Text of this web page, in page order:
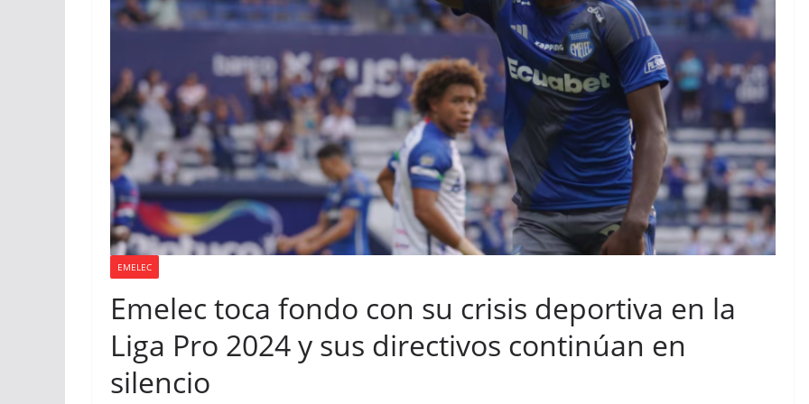
EMELEC
Emelec toca fondo con su crisis deportiva en la
Liga Pro 2024 y sus directivos continúan en
silencio